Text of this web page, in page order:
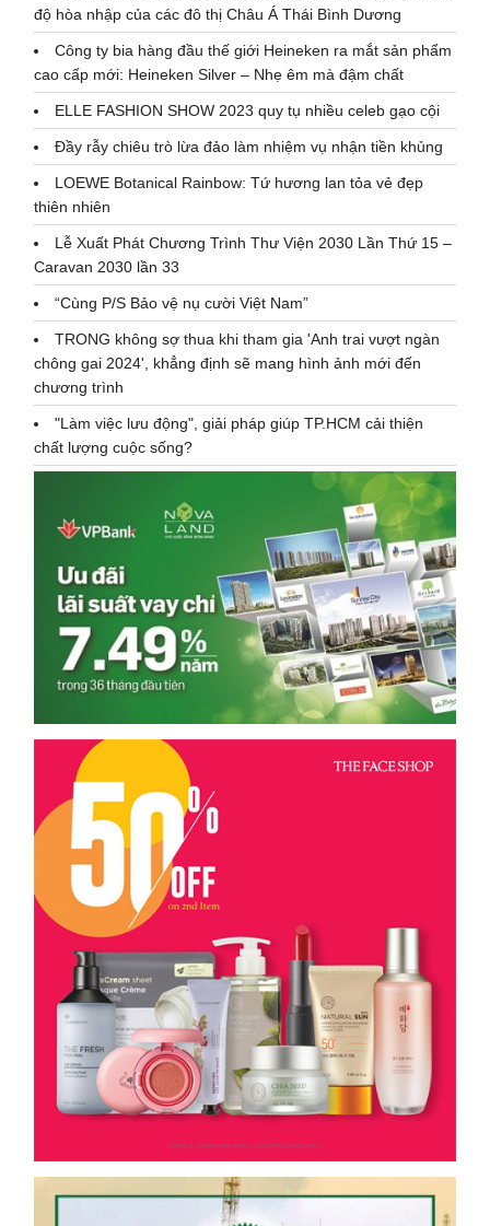
độ hòa nhập của các đô thị Châu Á Thái Bình Dương
Công ty bia hàng đầu thế giới Heineken ra mắt sản phẩm
cao cấp mới: Heineken Silver – Nhẹ êm mà đậm chất
ELLE FASHION SHOW 2023 quy tụ nhiều celeb gạo cội
Đầy rẫy chiêu trò lừa đảo làm nhiệm vụ nhận tiền khủng
LOEWE Botanical Rainbow: Tứ hương lan tỏa vẻ đẹp
thiên nhiên
Lễ Xuất Phát Chương Trình Thư Viện 2030 Lần Thứ 15 –
Caravan 2030 lần 33
“Cùng P/S Bảo vệ nụ cười Việt Nam”
TRONG không sợ thua khi tham gia 'Anh trai vượt ngàn
chông gai 2024', khẳng định sẽ mang hình ảnh mới đến
chương trình
"Làm việc lưu động", giải pháp giúp TP.HCM cải thiện
chất lượng cuộc sống?